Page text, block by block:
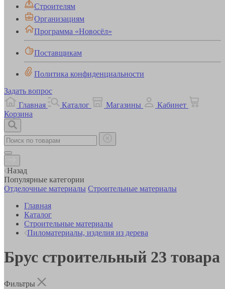
Строителям
Организациям
Программа «Новосёл»
Поставщикам
Политика конфиденциальности
Задать вопрос
Главная
Каталог Магазины
Кабинет
Корзина
Назад
Популярные категории
Отделочные материалы Строительные материалы
Главная
Каталог
Строительные материалы
Пиломатериалы, изделия из дерева
Брус строительный 23 товара
Фильтры